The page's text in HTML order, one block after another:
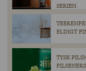
SERIEN.
ELDIGT
TYSK